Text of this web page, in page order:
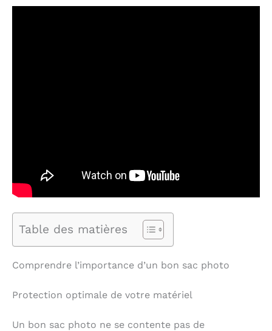
Table des matières
Comprendre l’importance d’un bon sac photo
Protection optimale de votre matériel
Un bon sac photo ne se contente pas de